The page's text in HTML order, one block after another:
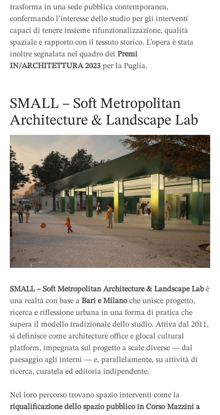
trasforma in una sede pubblica contemporanea,
confermando l’interesse dello studio per gli interventi
capaci di tenere insieme rifunzionalizzazione, qualità
spaziale e rapporto con il tessuto storico. L’opera è stata
inoltre segnalata nel quadro dei Premi
IN/ARCHITETTURA 2023 per la Puglia.
SMALL – Soft Metropolitan
Architecture & Landscape Lab
SMALL – Soft Metropolitan Architecture & Landscape Labè
una realtà con base a Bari e Milanoche unisce progetto,
ricerca e riflessione urbana in una forma di pratica che
supera il modello tradizionale dello studio. Attiva dal 2011,
si definisce come architecture office e glocal cultural
platform, impegnata sul progetto a scale diverse — dal
paesaggio agli interni — e, parallelamente, su attività di
ricerca, curatela ed editoria indipendente.
Nel loro percorso trovano spazio interventi come la
riqualificazione dello spazio pubblico in Corso Mazzini a